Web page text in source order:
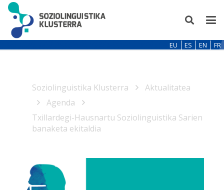
EU ES EN FR
Soziolinguistika Klusterra
Aktualitatea
Agenda
Txillardegi-Hausnartu Soziolinguistika Sarien
banaketa ekitaldia